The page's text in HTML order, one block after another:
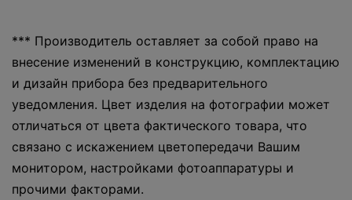
*** Производитель оставляет за собой право на
внесение изменений в конструкцию, комплектацию
и дизайн прибора без предварительного
уведомления. Цвет изделия на фотографии может
отличаться от цвета фактического товара, что
связано с искажением цветопередачи Вашим
монитором, настройками фотоаппаратуры и
прочими факторами.